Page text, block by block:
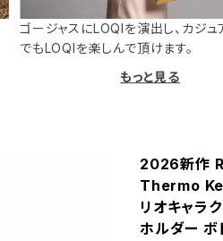
ゴージャスにLOQIを演出し、カジュ
でもLOQIを楽しんで頂けます。
もっと見る
2026新作
Thermo
リオキャラ
ホルダー ボ